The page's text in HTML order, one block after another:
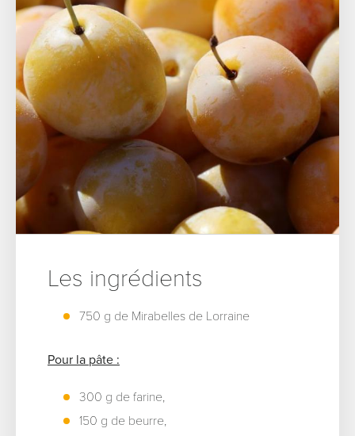
Les ingrédients
750 g de Mirabelles de Lorraine
Pour la pâte :
300 g de farine,
150 g de beurre,